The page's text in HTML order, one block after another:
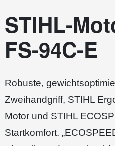
STIHL-
FS-94C-E
Robuste,
Zweihandgriff, STIHL
Motor und STIHL
Startkomfort.